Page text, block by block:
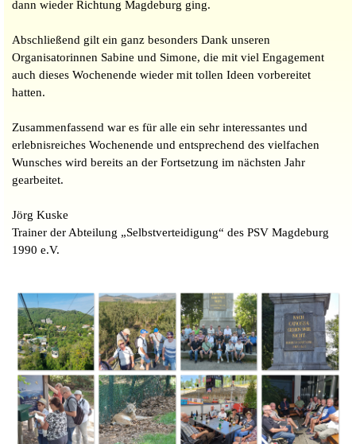
dann wieder Richtung Magdeburg ging.
Abschließend gilt ein ganz besonders Dank unseren
Organisatorinnen Sabine und Simone, die mit viel Engagement
auch dieses Wochenende wieder mit tollen Ideen vorbereitet
hatten.
Zusammenfassend war es für alle ein sehr interessantes und
erlebnisreiches Wochenende und entsprechend des vielfachen
Wunsches wird bereits an der Fortsetzung im nächsten Jahr
gearbeitet.
Jörg Kuske
Trainer der Abteilung „Selbstverteidigung“ des PSV Magdeburg
1990 e.V.